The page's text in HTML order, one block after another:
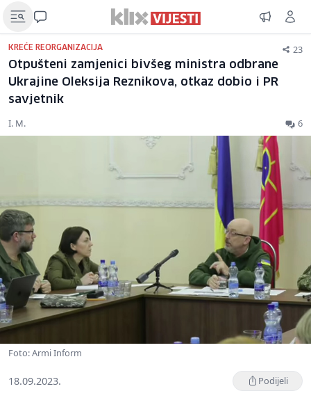
KREĆE REORGANIZACIJA 23
Otpušteni zamjenici bivšeg ministra odbrane
Ukrajine Oleksija Reznikova, otkaz dobio i PR
savjetnik
I. M. 6
Foto: Armi Inform
18.09.2023. Podijeli